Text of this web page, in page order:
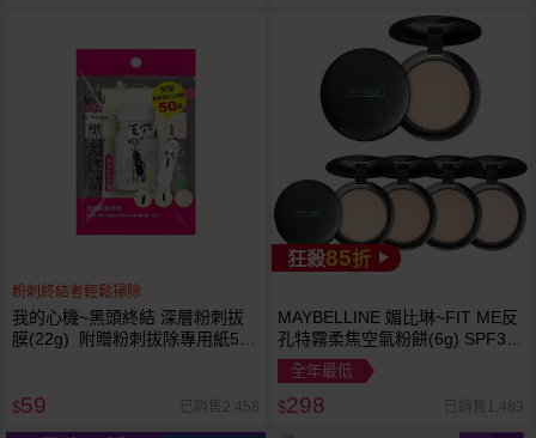
粉刺終結者輕鬆掃除
我的心機~黑頭終結 深層粉刺拔
膜(22g) 附贈粉刺拔除專用紙50
$59 已銷售2,458
狂殺85折
MAYBELLINE 媚比琳~FIT ME反
孔特霧柔焦空氣粉餅(6g) SPF32
PA+++ 款式可選 空氣小圓餅
全年最低
$298 已銷售1,483